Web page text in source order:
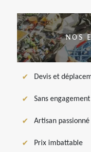
NOS
Devis et
Sans engagement
Artisan passionné
Prix imbattable